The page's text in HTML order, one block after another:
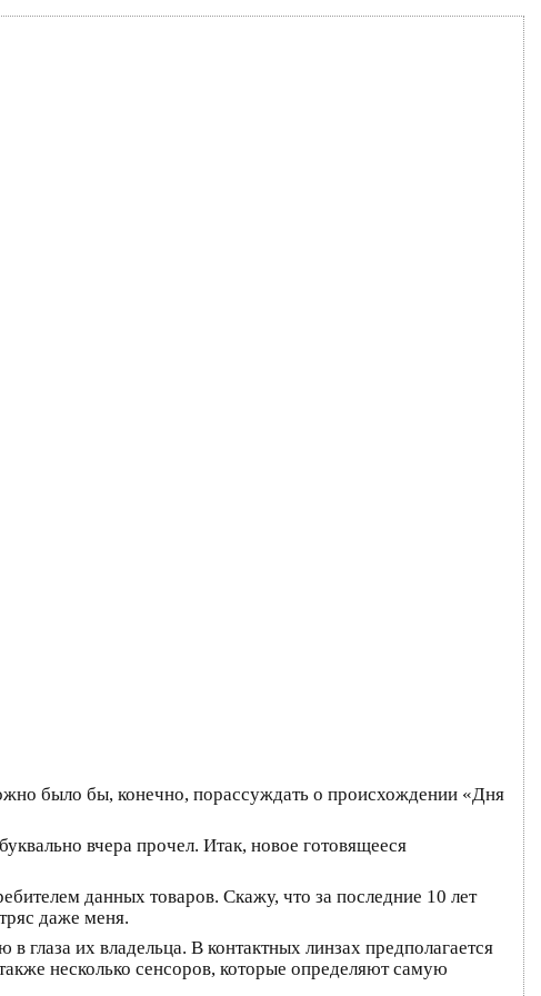
было бы, конечно, порассуждать о происхождении «Дня
вчера прочел. Итак, новое готовящееся
данных товаров. Скажу, что за последние 10 лет
даже меня.
глаза их владельца. В контактных линзах предполагается
несколько сенсоров, которые определяют самую